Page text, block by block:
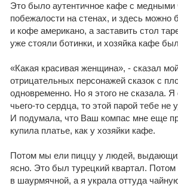
Это было аутентичное кафе с медными
побежалости на стенах, и здесь можно
и кофе американо, а заставить стол
уже стояли ботинки, и хозяйка кафе
«Какая красивая женщина», - сказал
отрицательных персонажей сказок с
одновременно. Но я этого не сказала.
чьего-то сердца, то этой парой тебе
И подумала, что Ваш компас мне еще
купила платье, как у хозяйки кафе.
Потом мы ели пиццу у людей,
ясно. Это был турецкий квартал.
в шаурмячной, а я украла оттуда